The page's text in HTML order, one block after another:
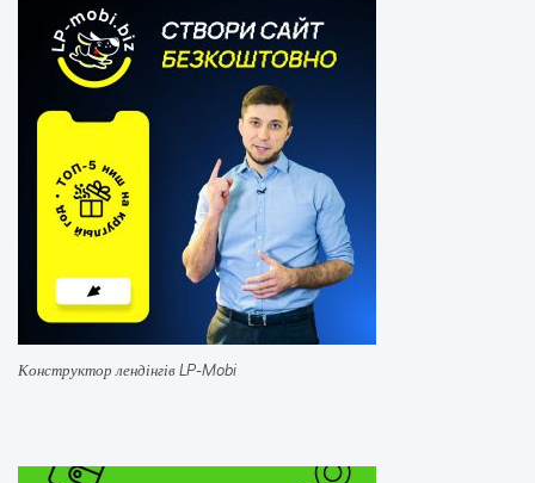
Конструктор лендінгів LP-Mobi